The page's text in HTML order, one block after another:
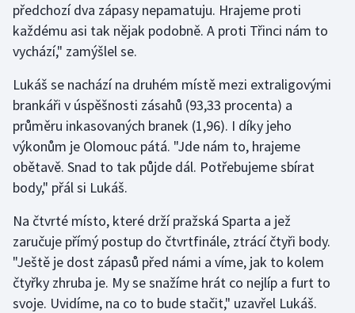
Rychlobruslení
Rychlostní kanoistika
Short track
Sportovní střelba
Stolní tenis
Veslování
Vodní slalom
předchozí dva zápasy nepamatuju. Hrajeme proti
každému asi tak nějak podobně. A proti Třinci nám to
vychází," zamýšlel se.
Lukáš se nachází na druhém místě mezi extraligovými
brankáři v úspěšnosti zásahů (93,33 procenta) a
průměru inkasovaných branek (1,96). I díky jeho
výkonům je Olomouc pátá. "Jde nám to, hrajeme
obětavě. Snad to tak půjde dál. Potřebujeme sbírat
body," přál si Lukáš.
Na čtvrté místo, které drží pražská Sparta a jež
zaručuje přímý postup do čtvrtfinále, ztrácí čtyři body.
"Ještě je dost zápasů před námi a víme, jak to kolem
čtyřky zhruba je. My se snažíme hrát co nejlíp a furt to
svoje. Uvidíme, na co to bude stačit," uzavřel Lukáš.